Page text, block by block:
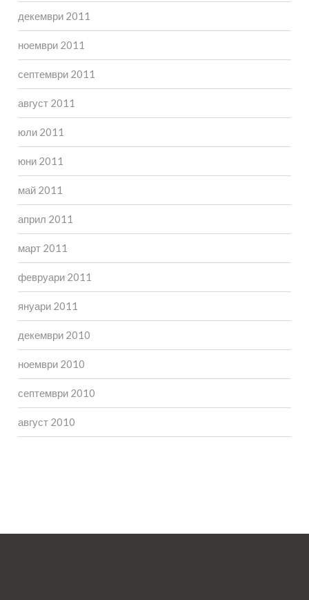
декември 2011
ноември 2011
септември 2011
август 2011
юли 2011
юни 2011
май 2011
април 2011
март 2011
февруари 2011
януари 2011
декември 2010
ноември 2010
септември 2010
август 2010